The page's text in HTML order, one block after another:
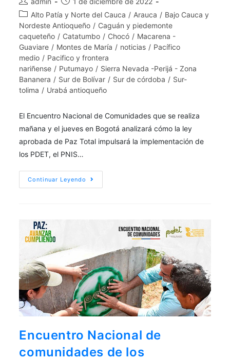
Alto Patía y Norte del Cauca / Arauca / Bajo Cauca y
Nordeste Antioqueño / Caguán y piedemonte
caqueteño / Catatumbo / Chocó / Macarena -
Guaviare / Montes de María / noticias / Pacífico
medio / Pacifico y frontera
nariñense / Putumayo / Sierra Nevada -Perijá - Zona
Bananera / Sur de Bolívar / Sur de córdoba / Sur-
tolima / Urabá antioqueño
El Encuentro Nacional de Comunidades que se realiza
mañana y el jueves en Bogotá analizará cómo la ley
aprobada de Paz Total impulsará la implementación de
los PDET, el PNIS…
Continuar Leyendo
Encuentro Nacional de
comunidades de los